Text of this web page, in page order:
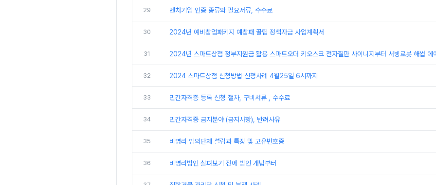
29 벤처기업 인증 종류와 필요서류, 수수료
30 2024년 예비창업패키지 예창패 꿀팁 정책자금 사업계획서
31 2024년 스마트상점 정부지원금 활용 스마트오더 키오스크 전자칠판 사이니지부터 서빙로봇 해썹
32 2024 스마트상점 신청방법 신청사례 4월25일 6시까지
33 민간자격증 등록 신청 절차, 구비서류 , 수수료
34 민간자격증 금지분야 (금지사항), 반려사유
35 비영리 임의단체 설립과 특징 및 고유번호증
36 비영리법인 살펴보기 전에 법인 개념부터